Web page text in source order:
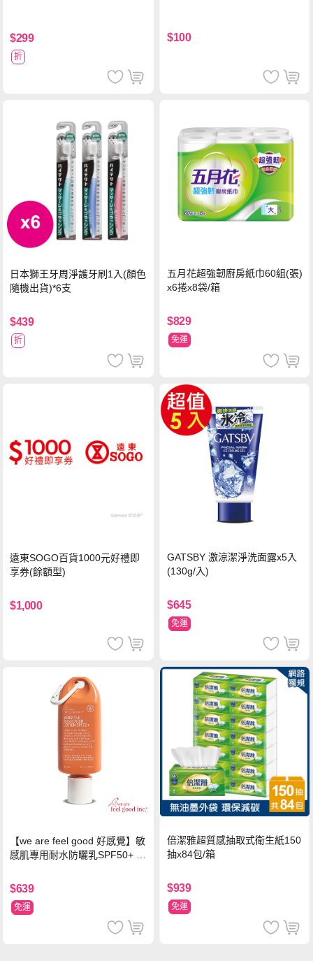
$299
折
$100
日本獅王牙周淨護牙刷1入(顏色
隨機出貨)*6支
$439
折
五月花超強韌廚房紙巾60組(張)
x6捲x8袋/箱
$829
免運
遠東SOGO百貨1000元好禮即
享券(餘額型)
$1,000
GATSBY 激涼潔淨洗面露x5入
(130g/入)
$645
免運
【we are feel good 好感覺】敏
感肌專用耐水防曬乳SPF50+ 7
$639
免運
倍潔雅超質感抽取式衛生紙150
抽x84包/箱
$939
免運